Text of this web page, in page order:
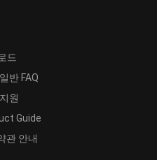
드
반 FAQ
원
Guide
관 안내